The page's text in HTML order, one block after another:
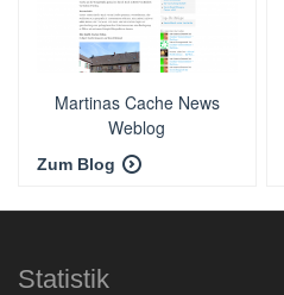
Martinas Cache News
Weblog
Zum Blog
Statistik